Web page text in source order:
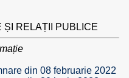
ȘI RELAȚII PUBLICE
din 08 februarie 2022